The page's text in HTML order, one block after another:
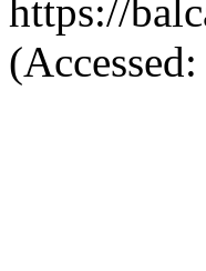
https://